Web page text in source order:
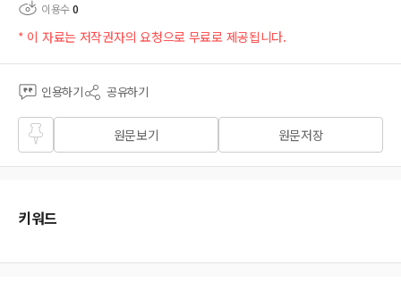
이용수0
* 이 자료는 저작권자의 요청으로 무료로 제공됩니다.
인용하기 공유하기
즐겨
찾기
원문보기 원문저장
키워드